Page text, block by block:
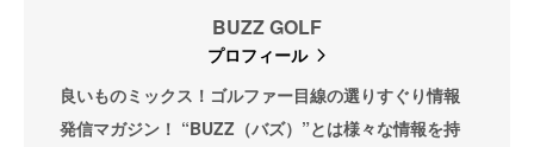
BUZZ GOLF
プロフィール
良いものミックス！ゴルファー目線の選りすぐり情報
発信マガジン！ “BUZZ（バズ）”とは様々な情報を持